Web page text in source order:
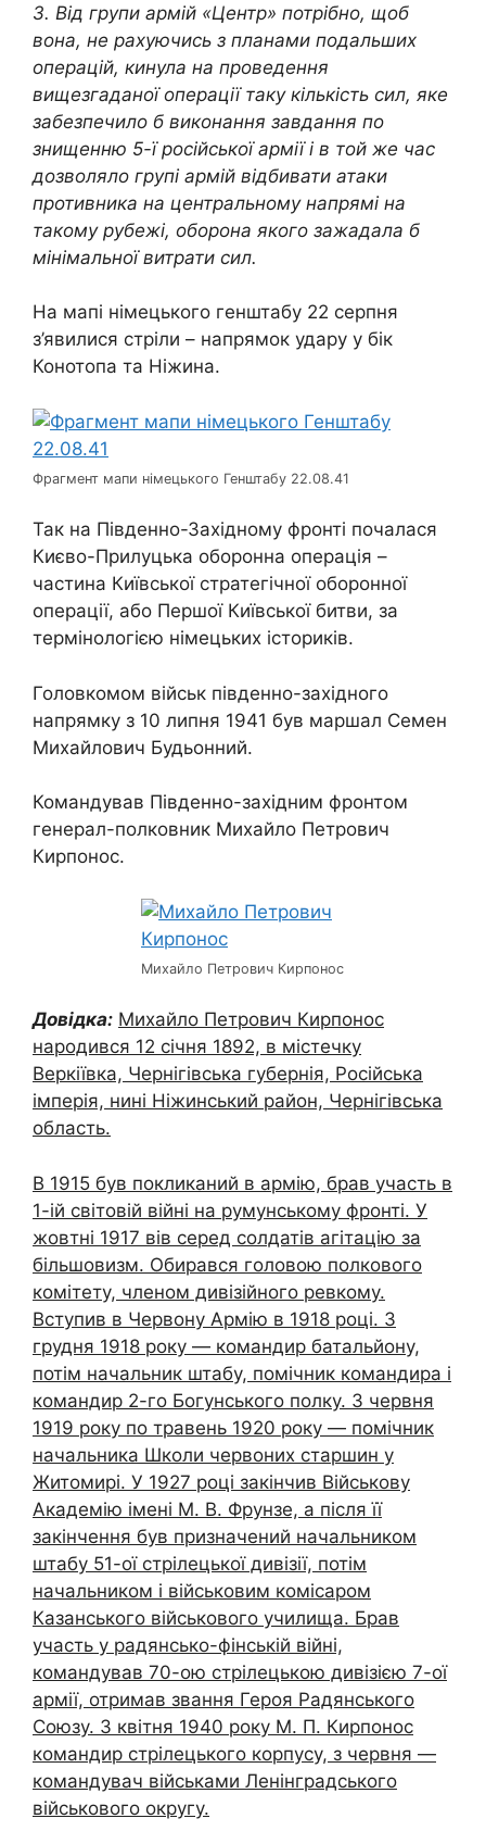
3. Від групи армій «Центр» потрібно, щоб
вона, не рахуючись з планами подальших
операцій, кинула на проведення
вищезгаданої операції таку кількість сил, яке
забезпечило б виконання завдання по
знищенню 5-ї російської армії і в той же час
дозволяло групі армій відбивати атаки
противника на центральному напрямі на
такому рубежі, оборона якого зажадала б
мінімальної витрати сил.
На мапі німецького генштабу 22 серпня
з’явилися стріли – напрямок удару у бік
Конотопа та Ніжина.
Фрагмент мапи німецького Генштабу 22.08.41
Так на Південно-Західному фронті почалася
Києво-Прилуцька оборонна операція –
частина Київської стратегічної оборонної
операції, або Першої Київської битви, за
термінологією німецьких істориків.
Головкомом військ південно-західного
напрямку з 10 липня 1941 був маршал Семен
Михайлович Будьонний.
Командував Південно-західним фронтом
генерал-полковник Михайло Петрович
Кирпонос.
Михайло Петрович Кирпонос
Довідка: Михайло Петрович Кирпонос
народився 12 січня 1892, в містечку
Веркіївка, Чернігівська губернія, Російська
імперія, нині Ніжинський район, Чернігівська
область.
В 1915 був покликаний в армію, брав участь в
1-ій світовій війні на румунському фронті. У
жовтні 1917 вів серед солдатів агітацію за
більшовизм. Обирався головою полкового
комітету, членом дивізійного ревкому.
Вступив в Червону Армію в 1918 році. З
грудня 1918 року — командир батальйону,
потім начальник штабу, помічник командира і
командир 2-го Богунського полку. З червня
1919 року по травень 1920 року — помічник
начальника Школи червоних старшин у
Житомирі. У 1927 році закінчив Військову
Академію імені М. В. Фрунзе, а після її
закінчення був призначений начальником
штабу 51-ої стрілецької дивізії, потім
начальником і військовим комісаром
Казанського військового училища. Брав
участь у радянсько-фінській війні,
командував 70-ою стрілецькою дивізією 7-ої
армії, отримав звання Героя Радянського
Союзу. З квітня 1940 року М. П. Кирпонос
командир стрілецького корпусу, з червня —
командувач військами Ленінградського
військового округу.